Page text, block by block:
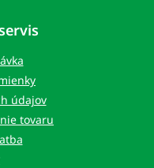
údajov
tovaru